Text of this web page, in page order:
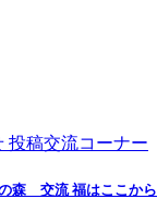
投稿交流コーナー
森 交流 福はここから